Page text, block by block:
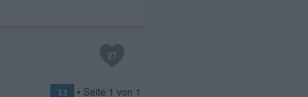
27
13 • Seite 1 von 1